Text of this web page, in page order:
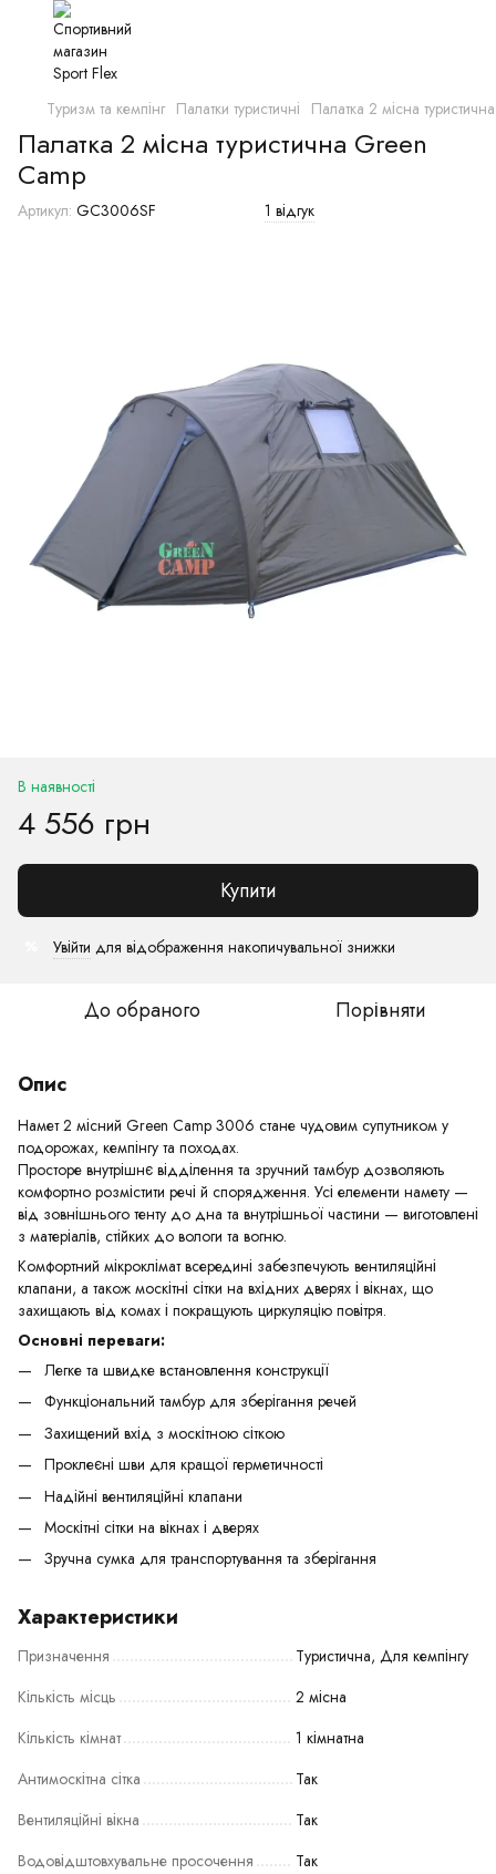
Туризм та кемпінг Палатки туристичні Палатка 2 місна
Палатка 2 місна туристична Green
Camp
Артикул: GC3006SF 1 відгук
В наявності
4 556 грн
Купити
Увійти для відображення накопичувальної знижки
До обраного Порівняти
Опис
Намет 2 місний Green Camp 3006 стане чудовим супутником у
подорожах, кемпінгу та походах.
Просторе внутрішнє відділення та зручний тамбур дозволяють
комфортно розмістити речі й спорядження. Усі елементи намету —
від зовнішнього тенту до дна та внутрішньої частини — виготовлені
з матеріалів, стійких до вологи та вогню.
Комфортний мікроклімат всередині забезпечують вентиляційні
клапани, а також москітні сітки на вхідних дверях і вікнах, що
захищають від комах і покращують циркуляцію повітря.
Основні переваги:
Легке та швидке встановлення конструкції
Функціональний тамбур для зберігання речей
Захищений вхід з москітною сіткою
Проклеєні шви для кращої герметичності
Надійні вентиляційні клапани
Москітні сітки на вікнах і дверях
Зручна сумка для транспортування та зберігання
Характеристики
Призначення
Туристична, Для кемпінгу
Кількість місць
2 місна
Кількість кімнат
1 кімнатна
Антимоскітна сітка
Так
Вентиляційні вікна
Так
Водовідштовхувальне просочення
Так